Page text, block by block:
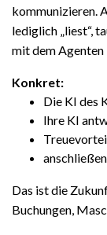
kommunizieren.
lediglich „liest“,
mit dem Agenten
Konkret:
Die KI des
Ihre KI
Das ist die
Buchungen,